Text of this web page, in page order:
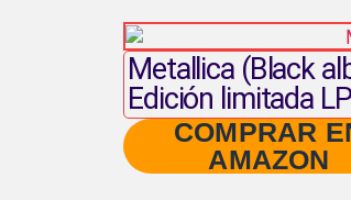
Metallica (Black
Edición limitada LP
COMPRAR
AMAZON